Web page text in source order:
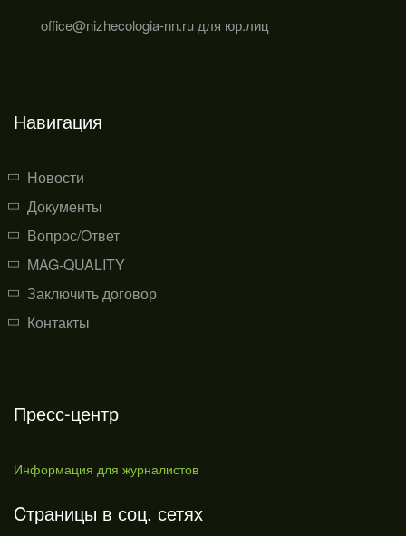
office@nizhecologia-nn.ru для юр.лиц
Навигация
Новости
Документы
Вопрос/Ответ
MAG-QUALITY
Заключить договор
Контакты
Пресс-центр
Информация для журналистов
Cтраницы в соц. сетях